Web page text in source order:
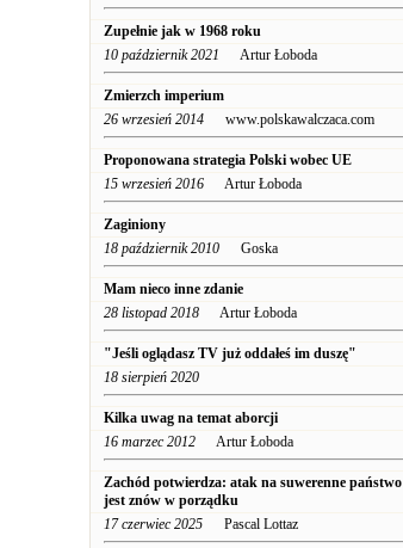
Zupełnie jak w 1968 roku
10 październik 2021 Artur Łoboda
Zmierzch imperium
26 wrzesień 2014 www.polskawalczaca.com
Proponowana strategia Polski wobec UE
15 wrzesień 2016 Artur Łoboda
Zaginiony
18 październik 2010 Goska
Mam nieco inne zdanie
28 listopad 2018 Artur Łoboda
"Jeśli oglądasz TV już oddałeś im duszę"
18 sierpień 2020
Kilka uwag na temat aborcji
16 marzec 2012 Artur Łoboda
Zachód potwierdza: atak na suwerenne państwo
jest znów w porządku
17 czerwiec 2025 Pascal Lottaz